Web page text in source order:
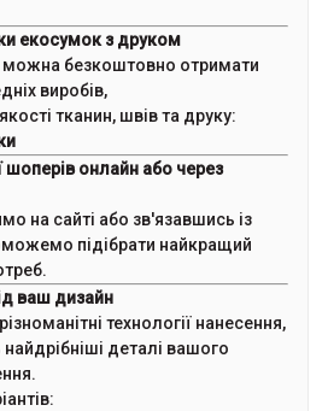
екосумок з друком
безкоштовно отримати
виробів,
тканин, швів та друку:
шоперів онлайн або через
на сайті або зв'язавшись із
підібрати найкращий
ваш дизайн
технології нанесення,
деталі вашого